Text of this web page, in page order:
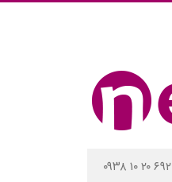
۰۹۳۸ ۱۰ ۲۰ ۶۹۲